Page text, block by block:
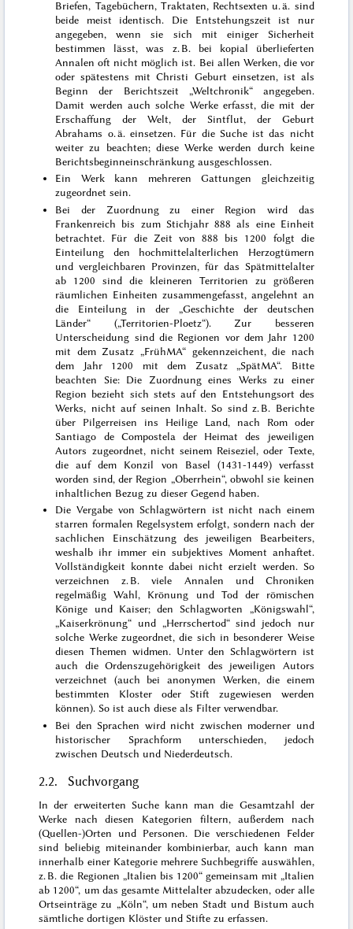
Briefen, Tagebüchern, Traktaten, Rechtsexten u. ä. sind
beide meist identisch. Die Entstehungszeit ist nur
angegeben, wenn sie sich mit einiger Sicherheit
bestimmen lässt, was z. B. bei kopial überlieferten
Annalen oft nicht möglich ist. Bei allen Werken, die vor
oder spätestens mit Christi Geburt einsetzen, ist als
Beginn der Berichtszeit „Weltchronik“ angegeben.
Damit werden auch solche Werke erfasst, die mit der
Erschaffung der Welt, der Sintflut, der Geburt
Abrahams o. ä. einsetzen. Für die Suche ist das nicht
weiter zu beachten; diese Werke werden durch keine
Berichtsbeginneinschränkung ausgeschlossen.
Ein Werk kann mehreren Gattungen gleichzeitig
zugeordnet sein.
Bei der Zuordnung zu einer Region wird das
Frankenreich bis zum Stichjahr 888 als eine Einheit
betrachtet. Für die Zeit von 888 bis 1200 folgt die
Einteilung den hochmittelalterlichen Herzogtümern
und vergleichbaren Provinzen, für das Spätmittelalter
ab 1200 sind die kleineren Territorien zu größeren
räumlichen Einheiten zusammengefasst, angelehnt an
die Einteilung in der „Geschichte der deutschen
Länder“ („Territorien-Ploetz“). Zur besseren
Unterscheidung sind die Regionen vor dem Jahr 1200
mit dem Zusatz „FrühMA“ gekennzeichent, die nach
dem Jahr 1200 mit dem Zusatz „SpätMA“. Bitte
beachten Sie: Die Zuordnung eines Werks zu einer
Region bezieht sich stets auf den Entstehungsort des
Werks, nicht auf seinen Inhalt. So sind z. B. Berichte
über Pilgerreisen ins Heilige Land, nach Rom oder
Santiago de Compostela der Heimat des jeweiligen
Autors zugeordnet, nicht seinem Reiseziel, oder Texte,
die auf dem Konzil von Basel (1431-1449) verfasst
worden sind, der Region „Oberrhein“, obwohl sie keinen
inhaltlichen Bezug zu dieser Gegend haben.
Die Vergabe von Schlagwörtern ist nicht nach einem
starren formalen Regelsystem erfolgt, sondern nach der
sachlichen Einschätzung des jeweiligen Bearbeiters,
weshalb ihr immer ein subjektives Moment anhaftet.
Vollständigkeit konnte dabei nicht erzielt werden. So
verzeichnen z. B. viele Annalen und Chroniken
regelmäßig Wahl, Krönung und Tod der römischen
Könige und Kaiser; den Schlagworten „Königswahl“,
„Kaiserkrönung“ und „Herrschertod“ sind jedoch nur
solche Werke zugeordnet, die sich in besonderer Weise
diesen Themen widmen. Unter den Schlagwörtern ist
auch die Ordenszugehörigkeit des jeweiligen Autors
verzeichnet (auch bei anonymen Werken, die einem
bestimmten Kloster oder Stift zugewiesen werden
können). So ist auch diese als Filter verwendbar.
Bei den Sprachen wird nicht zwischen moderner und
historischer Sprachform unterschieden, jedoch
zwischen Deutsch und Niederdeutsch.
2.2. Suchvorgang
In der erweiterten Suche kann man die Gesamtzahl der
Werke nach diesen Kategorien filtern, außerdem nach
(Quellen-)Orten und Personen. Die verschiedenen Felder
sind beliebig miteinander kombinierbar, auch kann man
innerhalb einer Kategorie mehrere Suchbegriffe auswählen,
z. B. die Regionen „Italien bis 1200“ gemeinsam mit „Italien
ab 1200“, um das gesamte Mittelalter abzudecken, oder alle
Ortseinträge zu „Köln“, um neben Stadt und Bistum auch
sämtliche dortigen Klöster und Stifte zu erfassen.